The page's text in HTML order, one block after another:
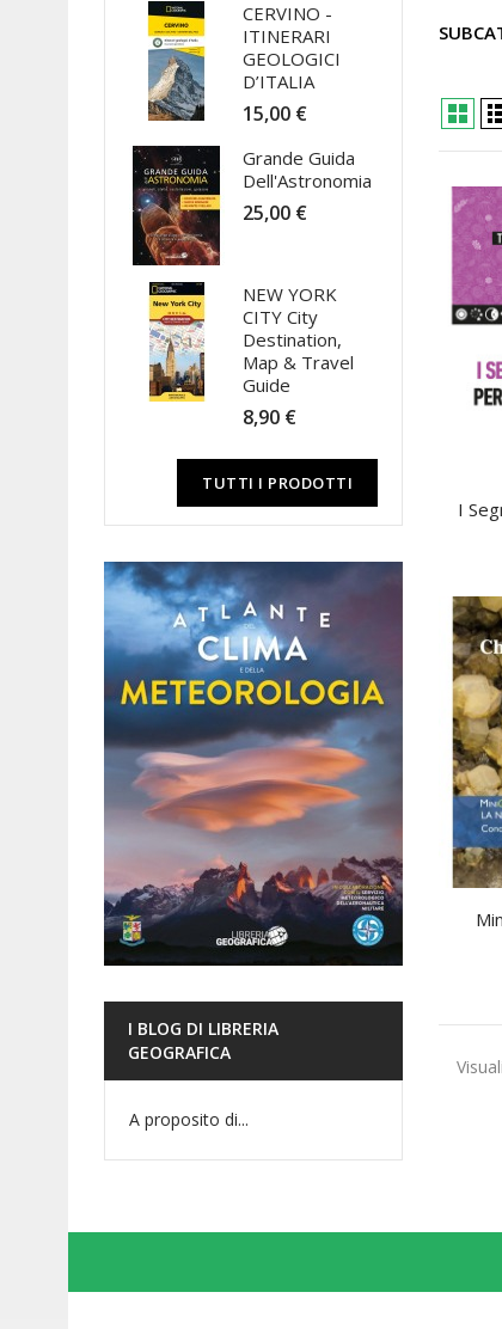
CERVINO -
ITINERARI
GEOLOGICI
D’ITALIA
15,00 €
Grande Guida
Dell'Astronomia
25,00 €
NEW YORK
CITY City
Destination,
Map & Travel
Guide
8,90 €
TUTTI I PRODOTTI
I BLOG DI LIBRERIA
GEOGRAFICA
A proposito di...
I